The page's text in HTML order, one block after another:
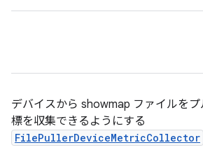
デバイスから showmap ファイルを
標を収集できるようにする
FilePullerDeviceMetricCollector